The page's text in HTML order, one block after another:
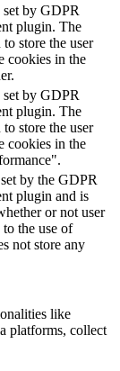
by GDPR
plugin. The
store the user
cookies in the
by GDPR
plugin. The
store the user
cookies in the
by the GDPR
plugin and is
or not user
to the use of
not store any
like
platforms, collect